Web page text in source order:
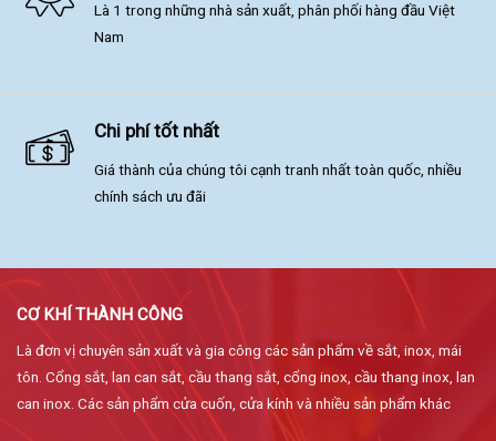
Là 1 trong những nhà sản xuất, phân phối hàng đầu Việt
Nam
Chi phí tốt nhất
Giá thành của chúng tôi cạnh tranh nhất toàn quốc, nhiều
chính sách ưu đãi
CƠ KHÍ THÀNH CÔNG
Là đơn vị chuyên sản xuất và gia công các sản phẩm về sắt, inox, mái
tôn. Cổng sắt, lan can sắt, cầu thang sắt, cổng inox, cầu thang inox, lan
can inox. Các sản phẩm cửa cuốn, cửa kính và nhiều sản phẩm khác